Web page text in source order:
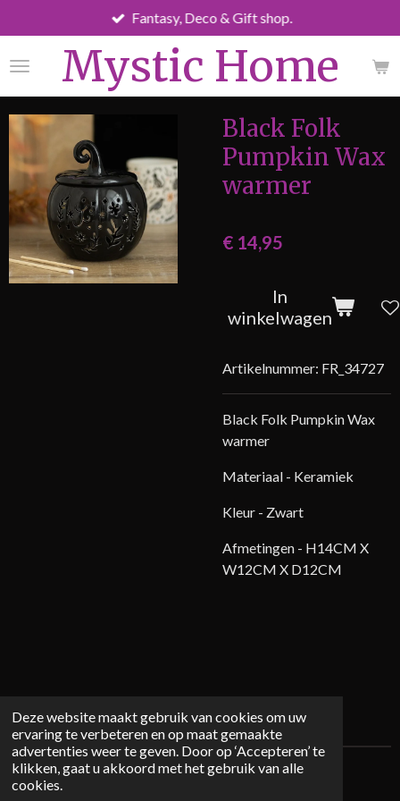
Deze website maakt gebruik van cookies om uw
ervaring te verbeteren en op maat gemaakte
advertenties weer te geven. Door op ‘Accepteren’ te
klikken, gaat u akkoord met het gebruik van alle
cookies.
direct
naar
Mystic Home
Fantasy, Deco & Gift shop.
Black Folk
Pumpkin Wax
warmer
€ 14,95
In
winkelwagen
Artikelnummer: FR_34727
Black Folk Pumpkin Wax
warmer
Materiaal - Keramiek
Kleur - Zwart
Afmetingen - H14CM X
W12CM X D12CM
© 2026 Mystichome.nl